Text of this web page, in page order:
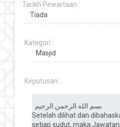
Tarikh Pewartaan :
Kategori :
Keputusan :